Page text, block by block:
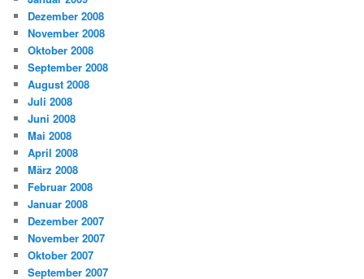
Dezember 2008
November 2008
Oktober 2008
September 2008
August 2008
Juli 2008
Juni 2008
Mai 2008
April 2008
März 2008
Februar 2008
Januar 2008
Dezember 2007
November 2007
Oktober 2007
September 2007